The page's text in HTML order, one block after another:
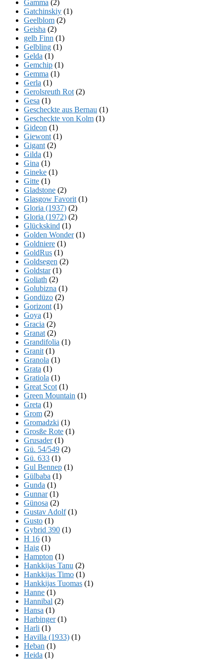
Gamma (2)
Gatchinskiy (1)
Geelblom (2)
Geisha (2)
gelb Finn (1)
Gelbling (1)
Gelda (1)
Gemchip (1)
Gemma (1)
Gerla (1)
Gerolsreuth Rot (2)
Gesa (1)
Gescheckte aus Bernau (1)
Gescheckte von Kolm (1)
Gideon (1)
Giewont (1)
Gigant (2)
Gilda (1)
Gina (1)
Gineke (1)
Gitte (1)
Gladstone (2)
Glasgow Favorit (1)
Gloria (1937) (2)
Gloria (1972) (2)
Glückskind (1)
Golden Wonder(1)
Goldniere (1)
GoldRus (1)
Goldsegen (2)
Goldstar(1)
Goliath (2)
Golubizna (1)
Gondüzo (2)
Gorizont (1)
Goya (1)
Gracia (2)
Granat (2)
Grandifolia (1)
Granit (1)
Granola (1)
Grata (1)
Gratiola (1)
Great Scot (1)
Green Mountain (1)
Greta (1)
Grom (2)
Gromadzki (1)
Grosße Rote (1)
Grusader(1)
Gü. 54/549 (2)
Gü. 633 (1)
Gul Bennep (1)
Gülbaba (1)
Gunda (1)
Gunnar(1)
Günosa (2)
Gustav Adolf(1)
Gusto (1)
Gybrid 390 (1)
H 16 (1)
Haig (1)
Hampton (1)
Hankkijas Tanu (2)
Hankkijas Timo (1)
Hankkijas Tuomas (1)
Hanne (1)
Hannibal (2)
Hansa (1)
Harbinger(1)
Harli (1)
Havilla (1933) (1)
Heban (1)
Heida (1)